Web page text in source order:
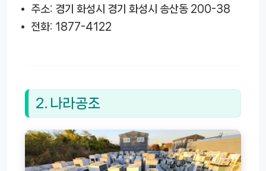
주소: 경기 화성시 경기 화성시 송산동 200-38
전화: 1877-4122
2. 나라공조